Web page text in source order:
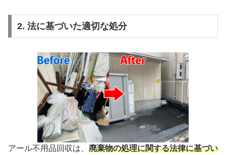
2. 法に基づいた適切な処分
アール不用品回収は、 廃棄物の処理に関する法律に基づい